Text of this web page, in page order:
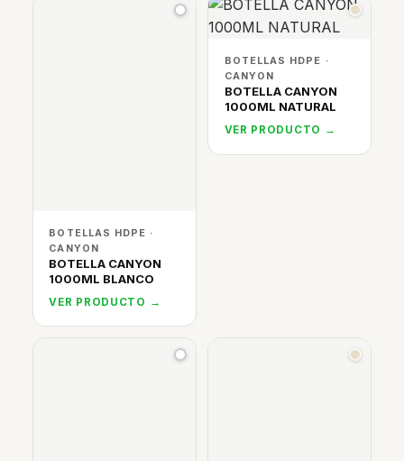
BOTELLAS HDPE ·
CANYON
BOTELLA CANYON
1000ML BLANCO
VER PRODUCTO →
BOTELLAS HDPE ·
CANYON
BOTELLA CANYON
1000ML NATURAL
VER PRODUCTO →